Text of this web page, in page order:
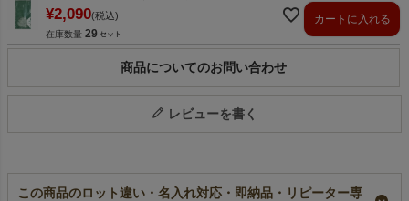
¥2,090 税込
在庫数量 29
カートに入れる
商品についてのお問い合わせ
レビューを書く
この商品のロット違い・名入れ対応・即納品・リピーター専